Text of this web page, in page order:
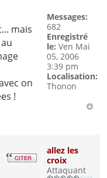
mais
on
!
Messages:
682
Enregistré
le: Ven Mai
05, 2006
3:39 pm
Localisation:
Thonon
allez les
croix
Attaquant